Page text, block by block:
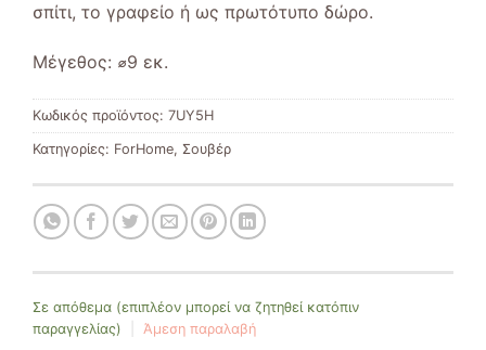
σπίτι, το γραφείο ή ως πρωτότυπο δώρο.
Μέγεθος: ⌀9 εκ.
Κωδικός προϊόντος: 7UY5H
Κατηγορίες: ForHome, Σουβέρ
Σε απόθεμα (επιπλέον μπορεί να ζητηθεί κατόπιν
παραγγελίας)
Άμεση παραλαβή